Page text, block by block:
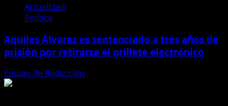
Actualidad
Política
Aquiles Álvarez es sentenciado a tres años de
prisión por retirarse el grillete electrónico
Equipo de Redacción